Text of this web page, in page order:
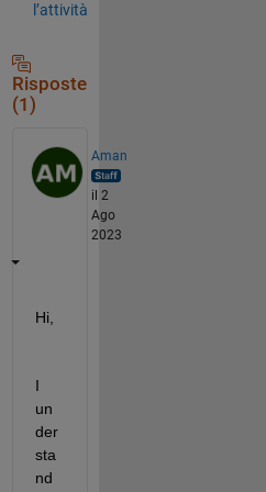
l’attività
Risposte
(1)
Aman
il 2
Ago
2023
Hi,
I
un
der
sta
nd